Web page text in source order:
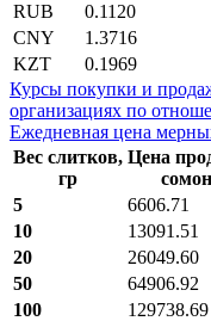
RUB
0.1120
CNY
1.3716
KZT
0.1969
Курсы покупки и
организациях по
Ежедневная цена
Вес слитков,
гр
Цена
5
6606.71
10
13091.51
20
26049.60
50
64906.92
100
129738.69